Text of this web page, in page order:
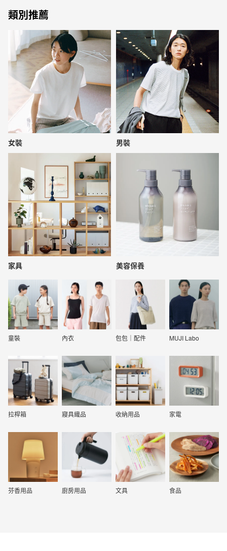
類別推薦
女裝 男裝
家具 美容保養
童裝 內衣 包包｜配件 MUJI Labo
拉桿箱 寢具織品 收納用品 家電
芬香用品 廚房用品 文具 食品